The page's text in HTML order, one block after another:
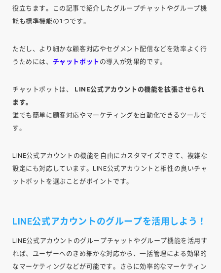
役立ちます。この記事で紹介したグループチャットやグループ機
能も標準機能の1つです。
ただし、より細かな顧客対応やセグメント配信などを効率よく行
うためには、 チャットボット の導入が効果的です。
チャットボットは、 LINE公式アカウントの機能を拡張させられ
ます。
誰でも簡単に顧客対応やマーケティングを自動化できるツールで
す。
LINE公式アカウントの機能を自由にカスタマイズできて、複雑な
設定にも対応しています。LINE公式アカウントと相性の良いチャ
ットボットを選ぶことがポイントです。
LINE公式アカウントのグループを活用しよう！
LINE公式アカウントのグループチャットやグループ機能を活用す
れば、ユーザーへのきめ細かな対応から、一括管理による効果的
なマーケティングなどが可能です。さらに効率的なマーケティン